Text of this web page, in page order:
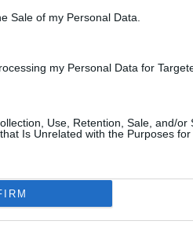
Sale of my Personal Data.
my Personal Data for
Use, Retention, Sale, and/or
Is Unrelated with the Purposes